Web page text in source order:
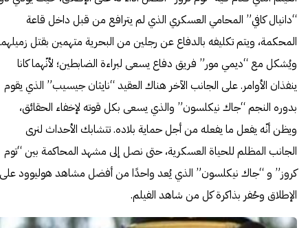
“دانيال كافي” المحامي العسكري الذي لم يترافع من قبل داخل قاعة
المحكمة، ويتم تكليفه بالدفاع عن رجلين من البحرية متهمين بقتل
ويُشكل مع “ديمي مور” فريق دفاع يسعى لبراءة الضابطين؛ لأنّهما كانا
ينفذان الأوامر. على الجانب الآخر هناك العقيد “نايثان جيسيب” الذي يقوم
بدوره النجم “جاك نيكلسون” والذي يسعى بكل قوته لإخفاء الحقائق،
ويظن أنّه يفعل ما يفعله من أجل حماية بلاده. تتشابك الأحداث لنرى
الجانب المظلم للحياة العسكرية، حتى نصل إلى مشهد المحاكمة بين “توم
كروز” و “جاك نيكلسون” الذي يُعد واحدًا من أفضل مشاهد هوليوود على
الإطلاق وحُفر بذاكرة كل من شاهد الفيلم.